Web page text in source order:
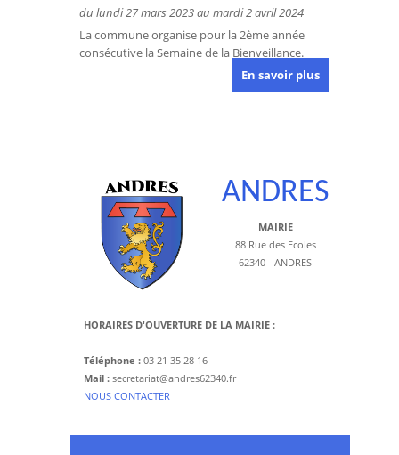
du lundi 27 mars 2023 au mardi 2 avril 2024
La commune organise pour la 2ème année
consécutive la Semaine de la Bienveillance.
En savoir plus
ANDRES
MAIRIE
88 Rue des Ecoles
62340 - ANDRES
HORAIRES D'OUVERTURE DE LA MAIRIE :
Téléphone : 03 21 35 28 16
Mail : secretariat@andres62340.fr
​NOUS CONTACTER